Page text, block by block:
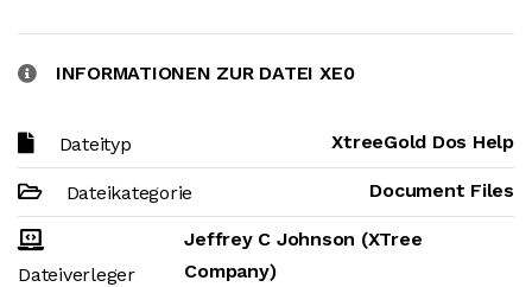
INFORMATIONEN ZUR DATEI XE0
Dateityp XtreeGold Dos Help
Dateikategorie Document Files
Dateiverleger
Jeffrey C Johnson (XTree
Company)